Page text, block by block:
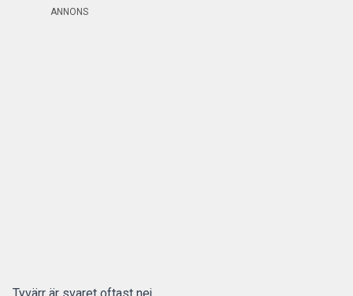
ANNONS
Tyvärr är svaret oftast nej.